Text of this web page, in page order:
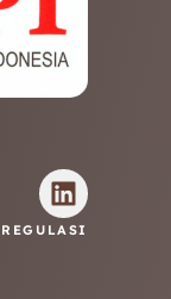
REGULASI